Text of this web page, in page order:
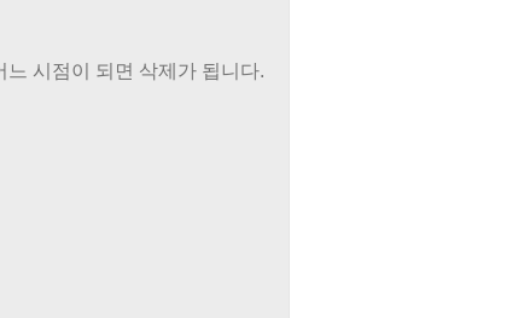
시점이 되면 삭제가 됩니다.